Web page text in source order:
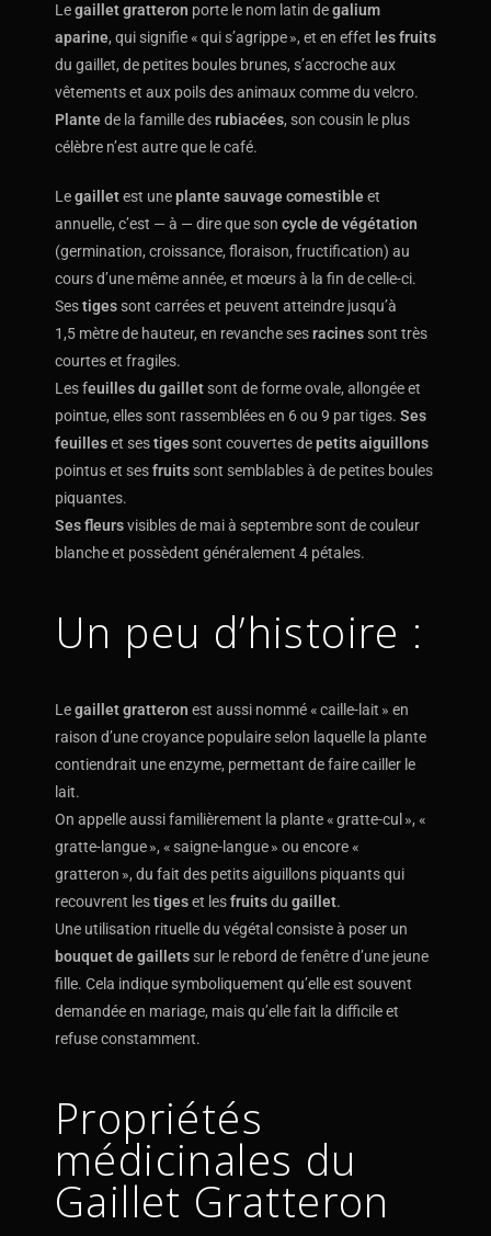
Legaillet gratteron porte le nom latin degalium
aparine, qui signifie « qui s’agrippe », et en effet les fruits
du gaillet, de petites boules brunes, s’accroche aux
vêtements et aux poils des animaux comme du velcro.
Plante de la famille desrubiacées, son cousin le plus
célèbre n’est autre que le café.
Legailletest uneplante sauvage comestible et
annuelle, c’est — à — dire que son cycle de végétation
(germination, croissance, floraison, fructification) au
cours d’une même année, et mœurs à la fin de celle-ci.
Sestiges sont carrées et peuvent atteindre jusqu’à
1,5 mètre de hauteur, en revanche sesracines sont très
courtes et fragiles.
Les feuilles du gaillet sont de forme ovale, allongée et
pointue, elles sont rassemblées en 6 ou 9 par tiges. Ses
feuilleset sestiges sont couvertes depetits aiguillons
pointus et sesfruits sont semblables à de petites boules
piquantes.
Ses fleursvisibles de mai à septembre sont de couleur
blanche et possèdent généralement 4 pétales.
Un peu d’histoire :
Legaillet gratteron est aussi nommé « caille-lait » en
raison d’une croyance populaire selon laquelle la plante
contiendrait une enzyme, permettant de faire cailler le
lait.
On appelle aussi familièrement la plante « gratte-cul », «
gratte-langue », « saigne-langue » ou encore «
gratteron », du fait des petits aiguillons piquants qui
recouvrent lestigeset lesfruitsdu gaillet.
Une utilisation rituelle du végétal consiste à poser un
bouquet de gaillets sur le rebord de fenêtre d’une jeune
fille. Cela indique symboliquement qu’elle est souvent
demandée en mariage, mais qu’elle fait la difficile et
refuse constamment.
Propriétés
médicinales du
Gaillet Gratteron